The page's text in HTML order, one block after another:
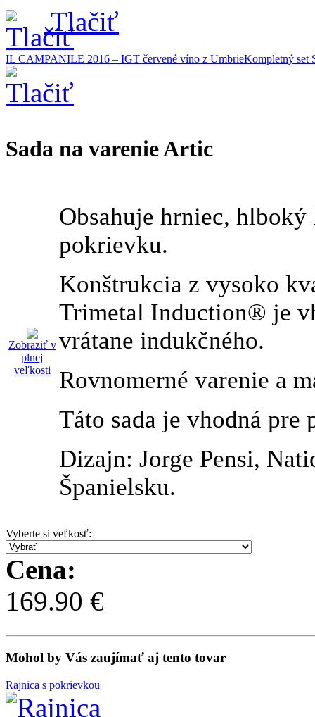
Tlačiť
IL CAMPANILE 2016 – IGT červené víno z UmbrieKompletný set
Sada na varenie Artic
Zobraziť v
plnej
veľkosti
Obsahuje hrniec,
pokrievku.
Konštrukcia z vysoko
Trimetal Induction® je
vrátane indukčného.
Rovnomerné varenie a
Táto sada je vhodná pre
Dizajn: Jorge Pensi,
Španielsku.
Vyberte si veľkosť:
Cena:
169.90 €
Mohol by Vás zaujímať aj tento tovar
Rajnica s pokrievkou